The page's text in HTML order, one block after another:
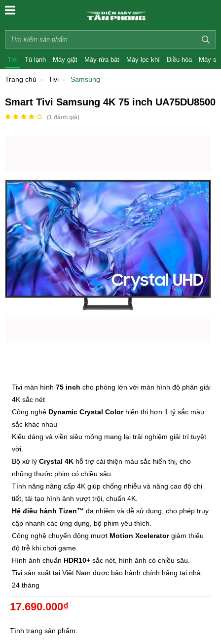
Tivi Tủ lạnh Máy giặt Máy rửa bát Máy lọc khí Điều hòa Máy
Trang chủ Tivi Samsung
Smart Tivi Samsung 4K 75 inch UA75DU8500
(1 đánh giá)
Tivi màn hình 75 inch cho phòng lớn với màn hình độ phân giải
4K sắc nét
Công nghệ Dynamic Crystal Colorhiển thị hơn 1 tỷ sắc màu
sắc khác nhau
Kiểu dáng và viền siêu mỏng mang lại trải nghiệm giải trí tuyệt
vời.
Bộ xử lý Crystal 4K hỗ trợ cải thiện màu sắc hiển thị, cho
những thước phim có chiều sâu.
Tính năng nâng cấp 4K giúp chống nhiễu và nâng cao độ chi
tiết, tái tạo hình ảnh vượt trội, chuẩn 4K.
Hệ điều hành Tizen™ đa nhiệm và dễ sử dụng, cho phép truy
cập nhanh các ứng dụng, bộ phim yêu thích.
Công nghệ chuyển động mượt Motion Xceleratorgiảm thiểu
độ trễ khi chơi game.
Hình ảnh chuẩn HDR10+ sắc nét, hình ảnh có chiều sâu.
Tivi sản xuất tại Việt Nam được bảo hành chính hãng tại nhà:
24 tháng
17.690.000₫
Tình trạng sản phẩm: